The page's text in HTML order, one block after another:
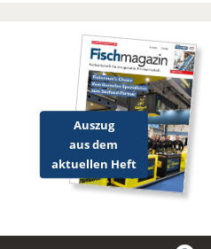
Auszug
aus dem
aktuellen Heft